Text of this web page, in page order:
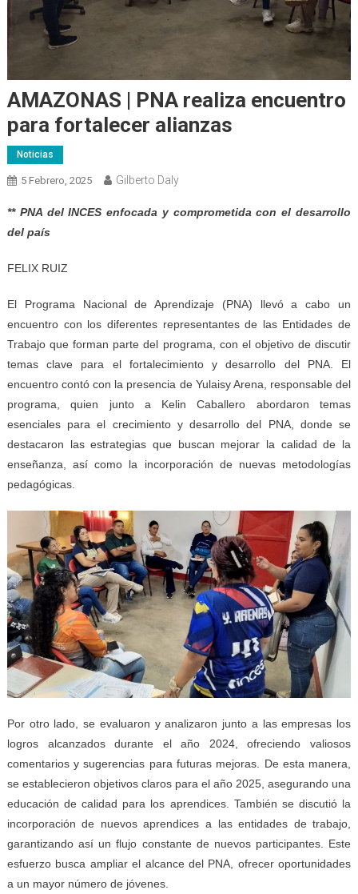
AMAZONAS | PNA realiza encuentro
para fortalecer alianzas
Noticias
5 Febrero, 2025 Gilberto Daly
** PNA del INCES enfocada y comprometida con el desarrollo
del país
FELIX RUIZ
El Programa Nacional de Aprendizaje (PNA) llevó a cabo un
encuentro con los diferentes representantes de las Entidades de
Trabajo que forman parte del programa, con el objetivo de discutir
temas clave para el fortalecimiento y desarrollo del PNA. El
encuentro contó con la presencia de Yulaisy Arena, responsable del
programa, quien junto a Kelin Caballero abordaron temas
esenciales para el crecimiento y desarrollo del PNA, donde se
destacaron las estrategias que buscan mejorar la calidad de la
enseñanza, así como la incorporación de nuevas metodologías
pedagógicas.
Por otro lado, se evaluaron y analizaron junto a las empresas los
logros alcanzados durante el año 2024, ofreciendo valiosos
comentarios y sugerencias para futuras mejoras. De esta manera,
se establecieron objetivos claros para el año 2025, asegurando una
educación de calidad para los aprendices. También se discutió la
incorporación de nuevos aprendices a las entidades de trabajo,
garantizando así un flujo constante de nuevos participantes. Este
esfuerzo busca ampliar el alcance del PNA, ofrecer oportunidades
a un mayor número de jóvenes.